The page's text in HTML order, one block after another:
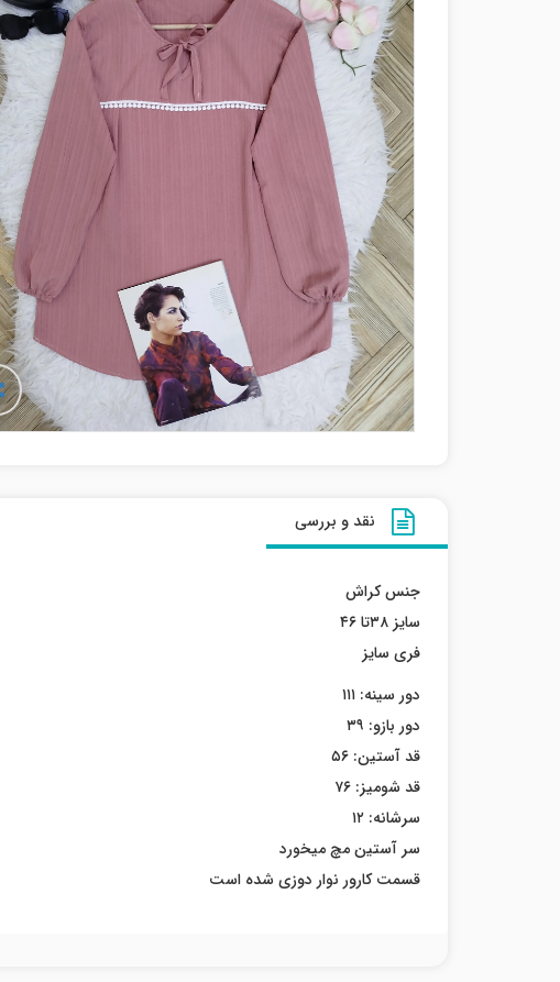
نقد و بررسی
جنس کراش
سایز ۳۸تا ۴۶
فری سایز
دور سینه: ۱۱۱
دور بازو: ۳۹
قد آستین: ۵۶
قد شومیز: ۷۶
سرشانه: ۱۲
سر آستین مچ میخورد
قسمت کارور نوار دوزی شده است